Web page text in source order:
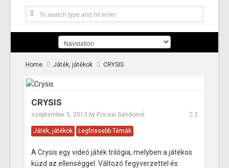
Home Játék, játékok CRYSIS
CRYSIS
szeptember 5, 2013 by Pocsai Sándorné 2
Játék, játékok Legfrissebb Témák
A Crysis egy videó játék trilógia, melyben a játékos
küzd az ellenséggel. Változó fegyverzettel és